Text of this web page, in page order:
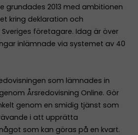
grundades 2013 med ambitionen
kring deklaration och
företagare. Idag är över
inlämnade via systemet av 40
som lämnades in
Årsredovisning Online. Gör
genom en smidig tjänst som
i att upprätta
som kan göras på en kvart.